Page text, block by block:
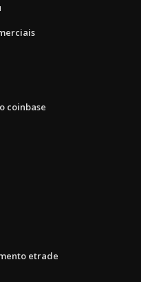
coinbase
etrade